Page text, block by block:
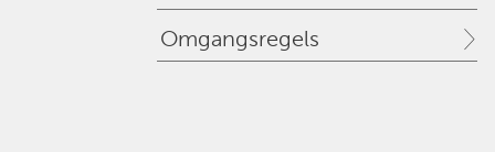
Omgangsregels